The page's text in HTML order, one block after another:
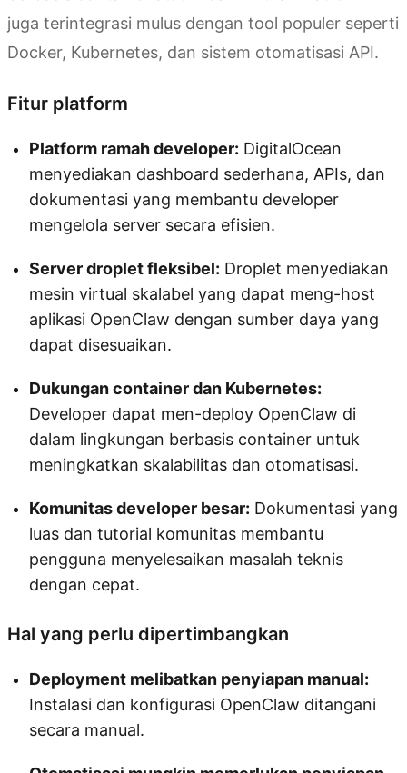
juga terintegrasi mulus dengan tool populer seperti
Docker, Kubernetes, dan sistem otomatisasi API.
Fitur platform
Platform ramah developer: DigitalOcean
menyediakan dashboard sederhana, APIs, dan
dokumentasi yang membantu developer
mengelola server secara efisien.
Server droplet fleksibel: Droplet menyediakan
mesin virtual skalabel yang dapat meng-host
aplikasi OpenClaw dengan sumber daya yang
dapat disesuaikan.
Dukungan container dan Kubernetes:
Developer dapat men-deploy OpenClaw di
dalam lingkungan berbasis container untuk
meningkatkan skalabilitas dan otomatisasi.
Komunitas developer besar: Dokumentasi yang
luas dan tutorial komunitas membantu
pengguna menyelesaikan masalah teknis
dengan cepat.
Hal yang perlu dipertimbangkan
Deployment melibatkan penyiapan manual:
Instalasi dan konfigurasi OpenClaw ditangani
secara manual.